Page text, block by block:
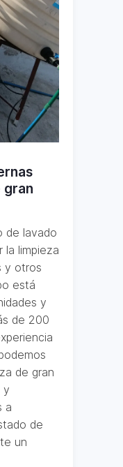
gran
de lavado
la limpieza
y otros
está
y
de 200
de gran
y
a
de
un